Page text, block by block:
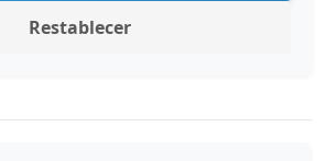
Restablecer